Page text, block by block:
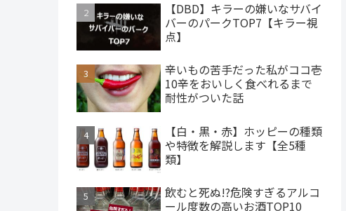
【DBD】キラーの嫌いなサバイ
バーのパークTOP7【キラー視
点】
辛いもの苦手だった私がココ壱
10辛をおいしく食べれるまで
耐性がついた話
【白・黒・赤】ホッピーの種類
や特徴を解説します【全5種
類】
飲むと死ぬ!?危険すぎるアルコ
ール度数の高いお酒TOP10